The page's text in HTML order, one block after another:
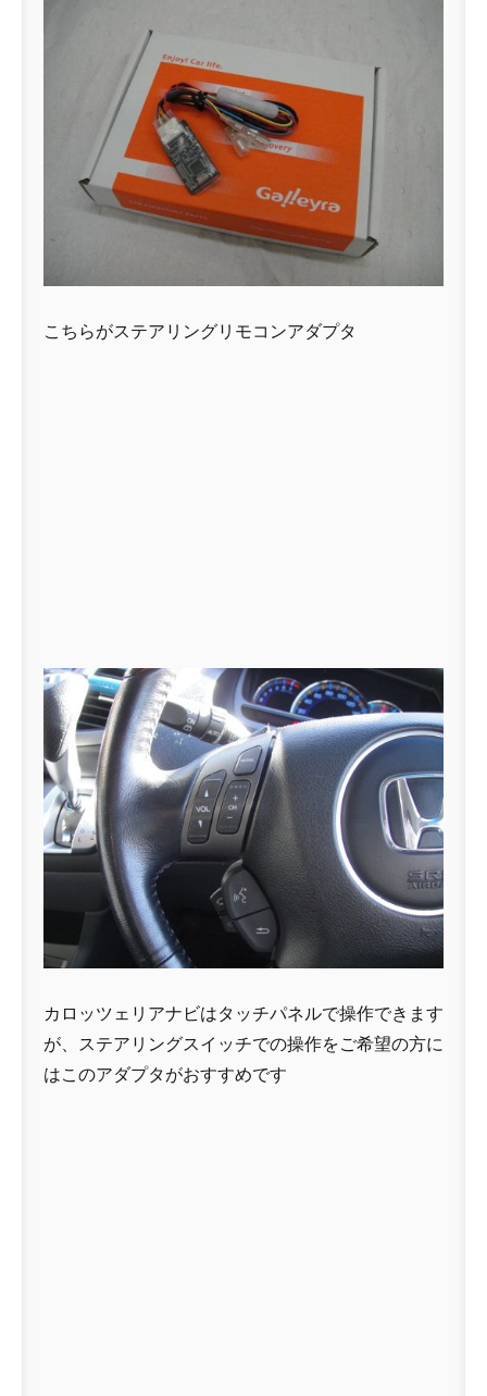
こちらがステアリングリモコンアダプタ
カロッツェリアナビはタッチパネルで操作できます
が、ステアリングスイッチでの操作をご希望の方に
はこのアダプタがおすすめです